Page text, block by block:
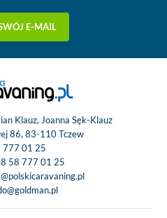
E-MAIL
Klauz, Joanna Sęk-Klauz
86, 83-110 Tczew
777 01 25
58 777 01 25